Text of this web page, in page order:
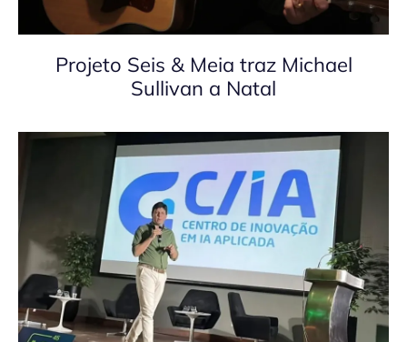
Projeto Seis & Meia traz Michael
Sullivan a Natal